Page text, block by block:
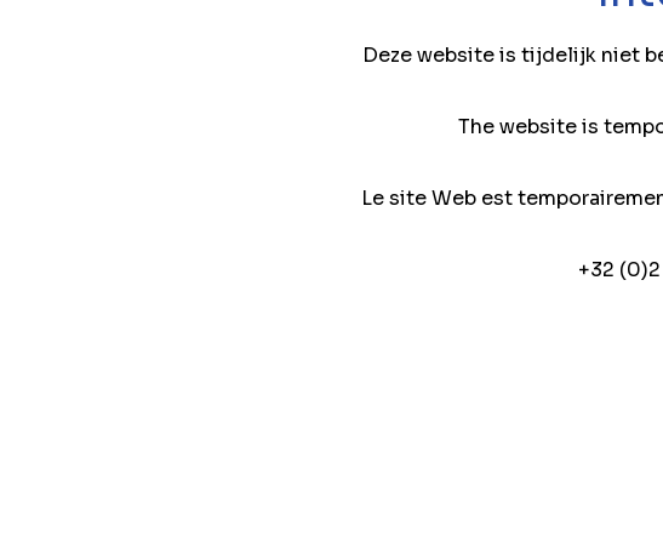
Deze website is tijdelijk niet
The website is
Le site Web est
+32 (0)2